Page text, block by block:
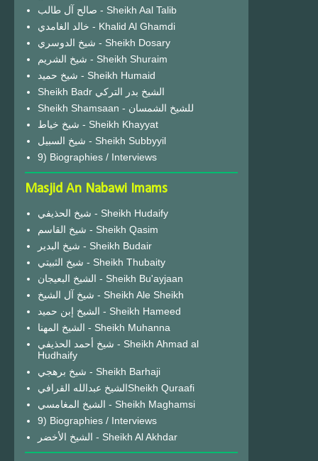
صالح آل طالب - Sheikh Aal Talib
خالد الغامدي - Khalid Al Ghamdi
شيخ الدوسري - Sheikh Dosary
شيخ الشريم - Sheikh Shuraim
شيخ حميد - Sheikh Humaid
Sheikh Badr الشيخ بدر التركي
Sheikh Shamsaan - للشيخ الشمسان
شيخ خياط - Sheikh Khayyat
شيخ السبيل - Sheikh Subbyyil
9) Biographies / Interviews
Masjid An Nabawi Imams
شيخ الحذيفي - Sheikh Hudaify
شيخ القاسم - Sheikh Qasim
شيخ البدير - Sheikh Budair
شيخ الثبيتي - Sheikh Thubaity
الشيخ البعيجان - Sheikh Bu'ayjaan
شيخ آل الشيخ - Sheikh Ale Sheikh
الشيخ إبن حميد - Sheikh Hameed
الشيخ المهنا - Sheikh Muhanna
شيخ أحمد الحذيفي - Sheikh Ahmad al
Hudhaify
شيخ برهجي - Sheikh Barhaji
الشيخ عبدالله القرافيSheikh Quraafi
الشيخ المغامسي - Sheikh Maghamsi
9) Biographies / Interviews
الشيخ الأخضر - Sheikh Al Akhdar